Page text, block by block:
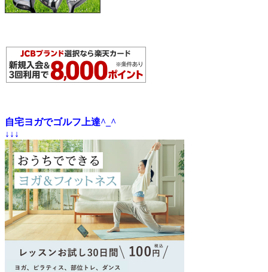
自宅ヨガでゴルフ上達^_^
↓↓↓